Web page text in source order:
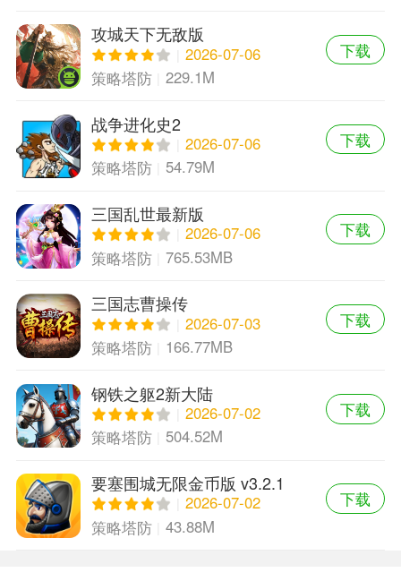
攻城天下无敌版
2026-07-06
策略塔防
229.1M
下载
战争进化史2
2026-07-06
策略塔防
54.79M
下载
三国乱世最新版
2026-07-06
策略塔防
765.53MB
下载
三国志曹操传
2026-07-03
策略塔防
166.77MB
下载
钢铁之躯2新大陆
2026-07-02
策略塔防
504.52M
下载
要塞围城无限金币版 v3.2.1
中文版
2026-07-02
策略塔防
43.88M
下载